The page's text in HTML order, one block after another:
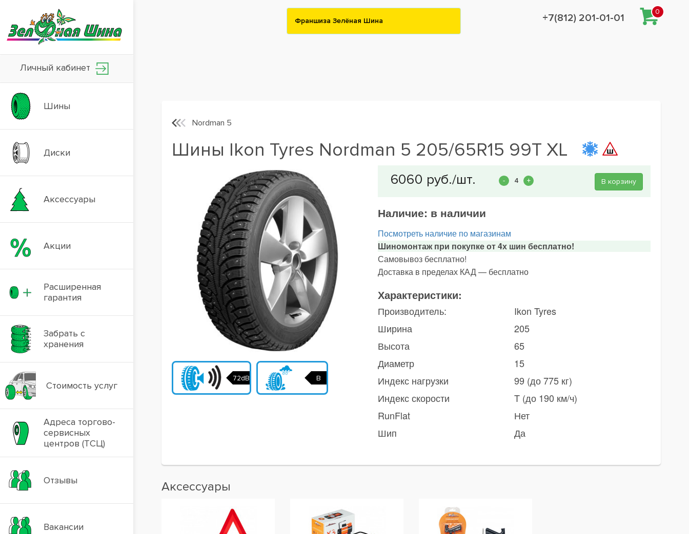
Личный кабинет
Шины
Диски
Аксессуары
Акции
Расширенная
гарантия
Забрать с
хранения
Стоимость услуг
Адреса торгово-
сервисных
центров (ТСЦ)
Отзывы
Вакансии
Франшиза Зелёная Шина +7(812) 201-01-01
0
Nordman 5
Шины Ikon Tyres Nordman 5 205/65R15 99T XL
72dB B
В корзину
Наличие: в наличии
Посмотреть наличие по магазинам
Шиномонтаж при покупке от 4х шин бесплатно!
Самовывоз бесплатно!
Доставка в пределах КАД — бесплатно
Характеристики:
Производитель:
Ikon Tyres
Ширина
205
Высота
65
Диаметр
15
Индекс нагрузки
99 (до 775 кг)
Индекс скорости
T (до 190 км/ч)
RunFlat
Нет
Шип
Да
Аксессуары